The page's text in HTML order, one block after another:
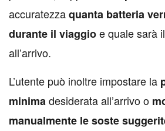
accuratezzaquanta batteria
durante il viaggioe quale sarà
all’arrivo.
L’utente può inoltre impostare la
minimadesiderata all’arrivo o
manualmente le soste